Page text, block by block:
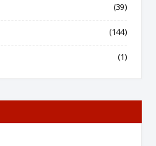
(39)
(144)
(1)